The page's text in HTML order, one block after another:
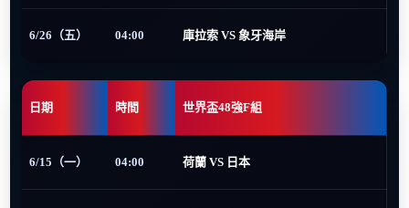
6/26（五） 04:00 庫拉索 VS 象牙海岸
日期 時間 世界盃48強F組
6/15（一） 04:00 荷蘭 VS 日本